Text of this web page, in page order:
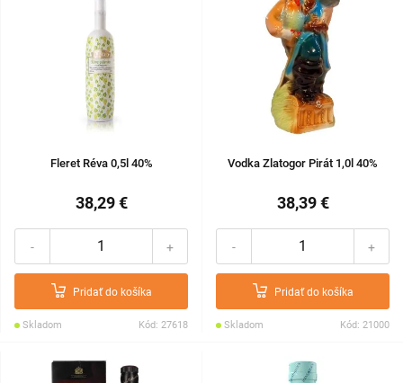
Fleret Réva 0,5l 40%
38,29 €
- +
Pridať do košíka
Skladom Kód: 27618
Vodka Zlatogor Pirát 1,0l 40%
38,39 €
- +
Pridať do košíka
Skladom Kód: 21000